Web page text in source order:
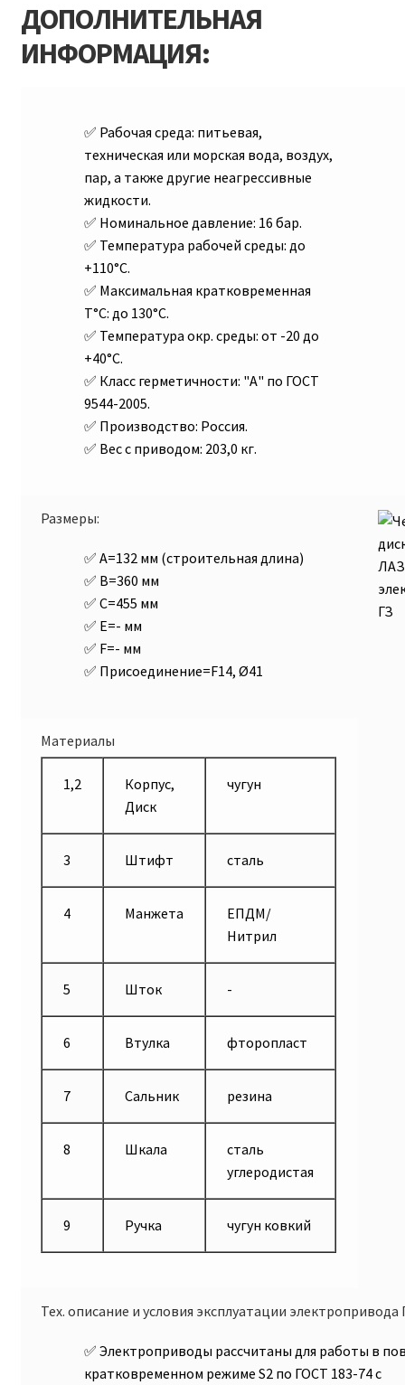
ДОПОЛНИТЕЛЬНАЯ
ИНФОРМАЦИЯ:
Рабочая среда: питьевая,
техническая или морская вода, воздух,
пар, а также другие неагрессивные
жидкости.
Номинальное давление: 16 бар.
Температура рабочей среды: до
+110°С.
Максимальная кратковременная
T°С: до 130°С.
Температура окр. среды: от -20 до
+40°С.
Класс герметичности: "А" по ГОСТ
9544-2005.
Производство: Россия.
Вес с приводом: 203,0 кг.
Размеры:
A=132 мм (строительная длина)
B=360 мм
C=455 мм
E=- мм
F=- мм
Присоединение=F14, Ø41
Материалы
1,2
Корпус,
Диск
чугун
3 Штифт сталь
4 Манжета
ЕПДМ/
Нитрил
5 Шток -
6 Втулка фторопласт
7 Сальник резина
8 Шкала
сталь
углеродистая
9 Ручка чугун ковкий
Тех. описание и условия эксплуатации
Электроприводы рассчитаны для работы в
кратковременном режиме S2 по ГОСТ 183-74 с